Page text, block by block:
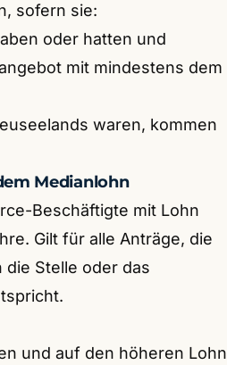
sofern sie:
oder hatten und
mit mindestens dem
waren, kommen
Medianlohn
Beschäftigte mit Lohn
Gilt für alle Anträge, die
Stelle oder das
und auf den höheren Lohn